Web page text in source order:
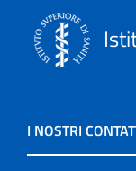
I NOSTRI